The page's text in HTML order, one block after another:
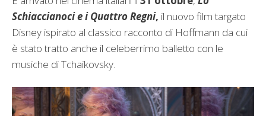
Schiaccianoci e i Quattro Regni, il nuovo film targato
Disney ispirato al classico racconto di Hoffmann da cui
è stato tratto anche il celeberrimo balletto con le
musiche di Tchaikovsky.